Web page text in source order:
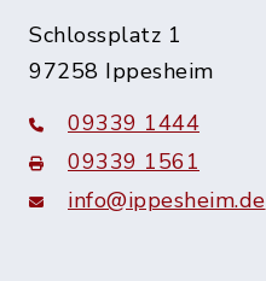
Schlossplatz 1
97258 Ippesheim
09339 1444
09339 1561
info@ippesheim.de